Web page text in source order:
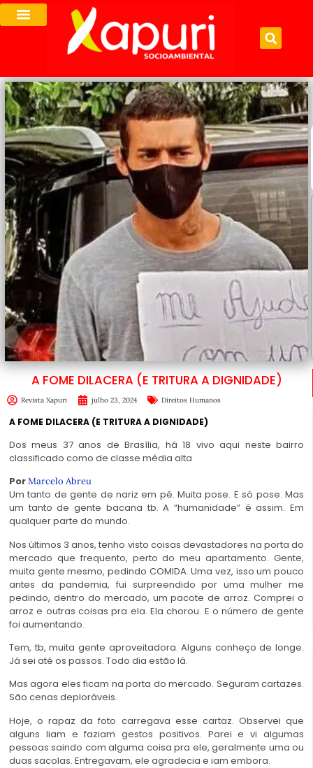
A FOME DILACERA (E TRITURA A DIGNIDADE)
Revista Xapuri julho 23, 2024 Direitos Humanos
A FOME DILACERA (E TRITURA A DIGNIDADE)
Dos meus 37 anos de Brasília, há 18 vivo aqui neste bairro
classificado como de classe média alta
PorMarcelo Abreu
Um tanto de gente de nariz em pé. Muita pose. E só pose. Mas
um tanto de gente bacana tb. A “humanidade” é assim. Em
qualquer parte do mundo.
Nos últimos 3 anos, tenho visto coisas devastadores na porta do
mercado que frequento, perto do meu apartamento. Gente,
muita gente mesmo, pedindo COMIDA. Uma vez, isso um pouco
antes da pandemia, fui surpreendido por uma mulher me
pedindo, dentro do mercado, um pacote de arroz. Comprei o
arroz e outras coisas pra ela. Ela chorou. E o número de gente
foi aumentando.
Tem, tb, muita gente aproveitadora. Alguns conheço de longe.
Já sei até os passos. Todo dia estão lá.
Mas agora eles ficam na porta do mercado. Seguram cartazes.
São cenas deploráveis.
Hoje, o rapaz da foto carregava esse cartaz. Observei que
alguns liam e faziam gestos positivos. Parei e vi algumas
pessoas saindo com alguma coisa pra ele, geralmente uma ou
duas sacolas. Entregavam, ele agradecia e iam embora.